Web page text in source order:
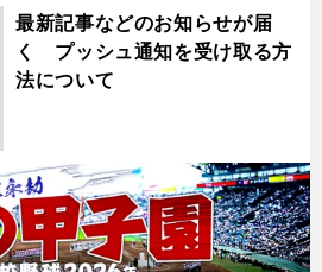
最新記事などのお知らせが届
く プッシュ通知を受け取る方
法について